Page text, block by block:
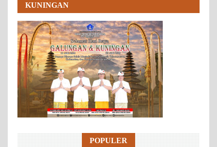
KUNINGAN
POPULER